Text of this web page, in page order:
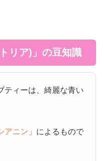
リア)」の豆知識
ティーは、綺麗な青い
アニン」 によるもので